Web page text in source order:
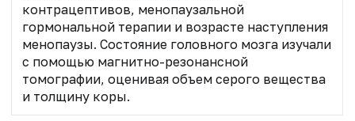
контрацептивов, менопаузальной
гормональной терапии и возрасте наступления
менопаузы. Состояние головного мозга изучали
с помощью магнитно-резонансной
томографии, оценивая объем серого вещества
и толщину коры.